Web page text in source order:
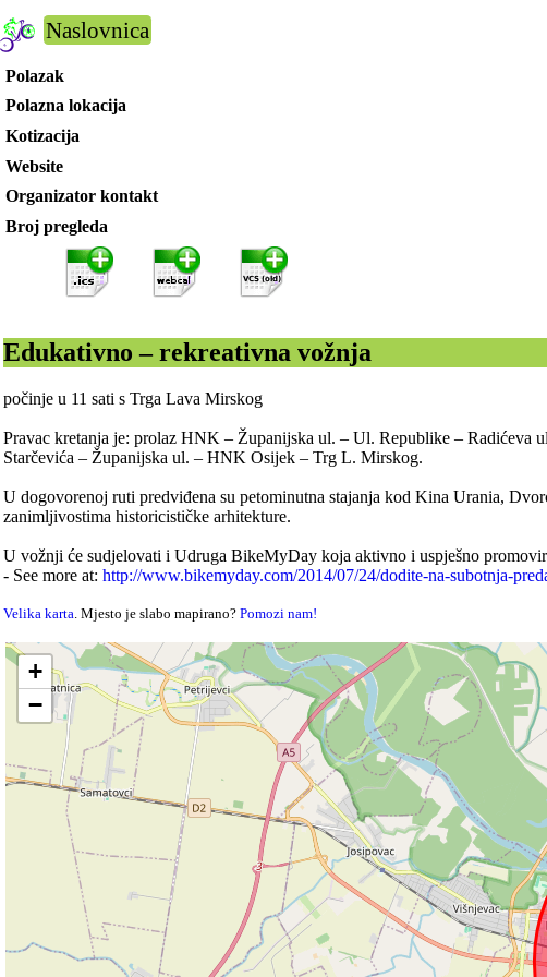
Naslovnica
Polazak
Polazna lokacija
Kotizacija
Website
Organizator kontakt
Broj pregleda
Edukativno – rekreativna vožnja
počinje u 11 sati s Trga Lava Mirskog
Pravac kretanja je: prolaz HNK – Županijska ul. – Ul. Republike – Radićeva
Starčevića – Županijska ul. – HNK Osijek – Trg L. Mirskog.
U dogovorenoj ruti predviđena su petominutna stajanja kod Kina Urania,
zanimljivostima historicističke arhitekture.
U vožnji će sudjelovati i Udruga BikeMyDay koja aktivno i uspješno
- See more at:http://www.bikemyday.com/2014/07/24/dodite-na-subotnja-
Velika karta . Mjesto je slabo mapirano?Pomozi nam!
+
−